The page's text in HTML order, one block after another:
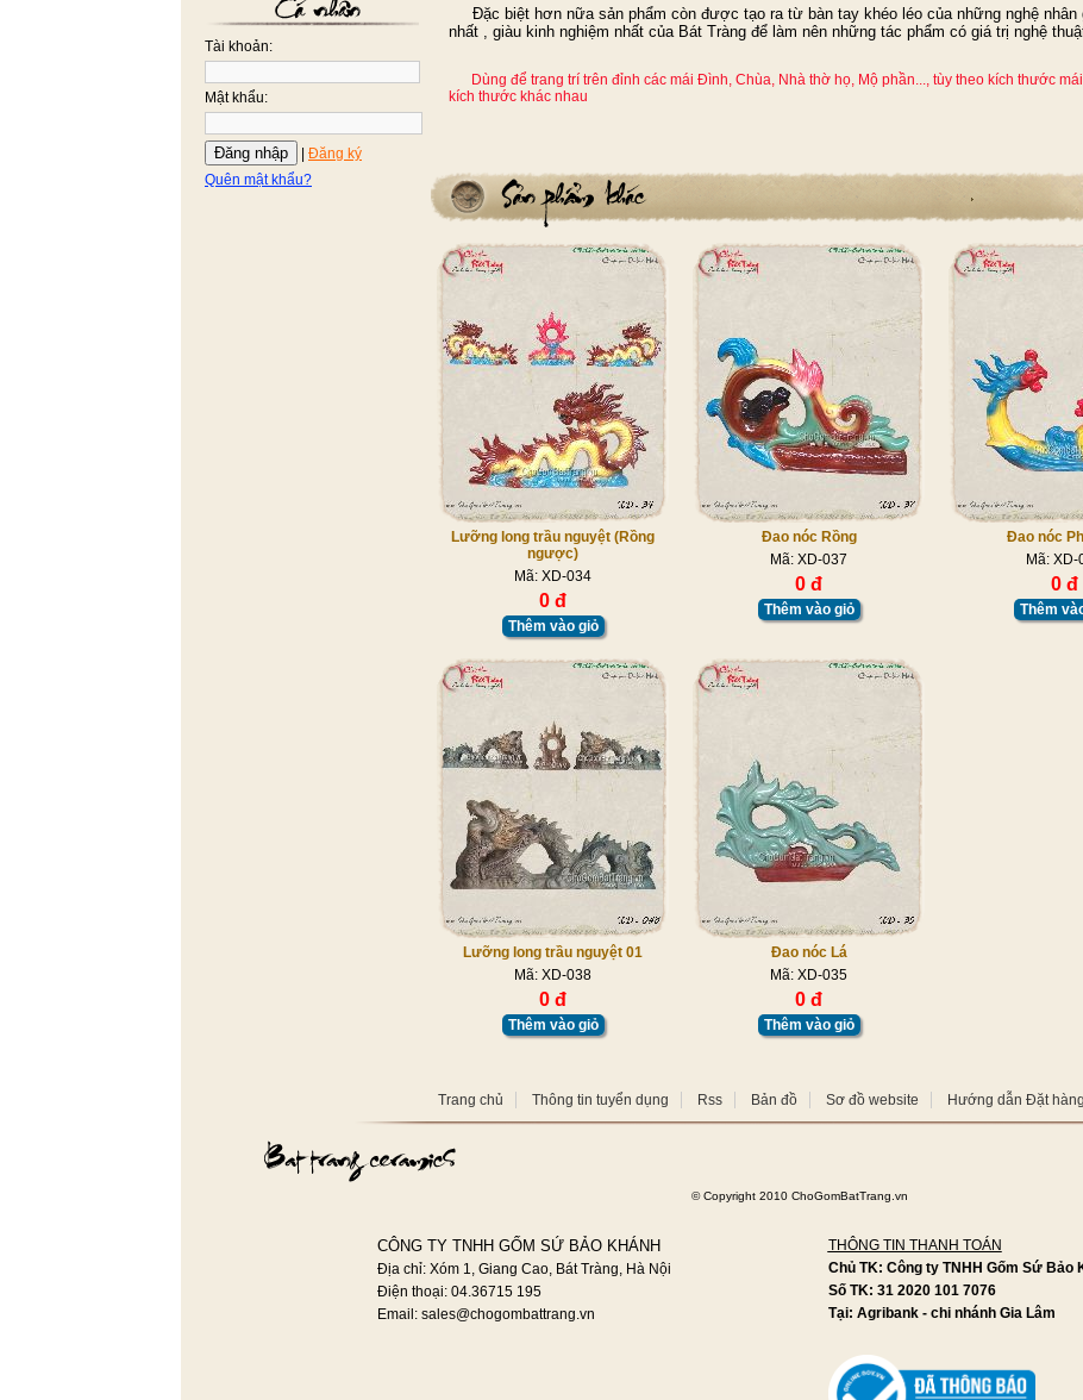
Tài khoản:
Mật khẩu:
Đăng nhập
Đăng ký
Quên mật khẩu?
Đặc biệt hơn nữa sản phẩm còn được tạo ra từ bàn tay khéo léo của những nghệ nhân
nhất , giàu kinh nghiệm nhất của Bát Tràng để làm nên những tác phẩm có giá trị nghệ
Dùng để trang trí trên đỉnh các mái Đình, Chùa, Nhà thờ họ, Mộ phần..., tùy theo kích thước
kích thước khác nhau
Lưỡng long trầu nguyệt (Rồng
ngược)
Mã: XD-034
0 đ
Thêm vào giỏ
Đao nóc Rồng
Mã: XD-037
0 đ
Thêm vào giỏ
Đao nóc
Mã: XD-
0 đ
Thêm
Lưỡng long trầu nguyệt 01
Mã: XD-038
0 đ
Thêm vào giỏ
Đao nóc Lá
Mã: XD-035
0 đ
Thêm vào giỏ
Trang chủ Thông tin tuyển dụng Rss Bản đồ Sơ đồ website Hướng dẫn Đặt hàng
©Copyright 2010 ChoGomBatTrang.vn
CÔNG TY TNHH GỐM SỨ BẢO KHÁNH
Địa chỉ: Xóm 1, Giang Cao, Bát Tràng, Hà Nội
Điện thoại: 04.36715 195
Email: sales@chogombattrang.vn
THÔNG TIN THANH TOÁN
Chủ TK: Công ty TNHH Gốm Sứ Bảo
Số TK: 31 2020 101 7076
Tại: Agribank - chi nhánh Gia Lâm